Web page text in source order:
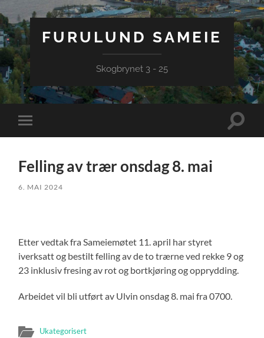
FURULUND SAMEIE
Skogbrynet 3 - 25
Veksle
mobilmeny
Veksle
Felling av trær onsdag 8. mai
6. MAI 2024
Etter vedtak fra Sameiemøtet 11. april har styret
iverksatt og bestilt felling av de to trærne ved rekke 9 og
23 inklusiv fresing av rot og bortkjøring og opprydding.
Arbeidet vil bli utført av Ulvin onsdag 8. mai fra 0700.
Ukategorisert